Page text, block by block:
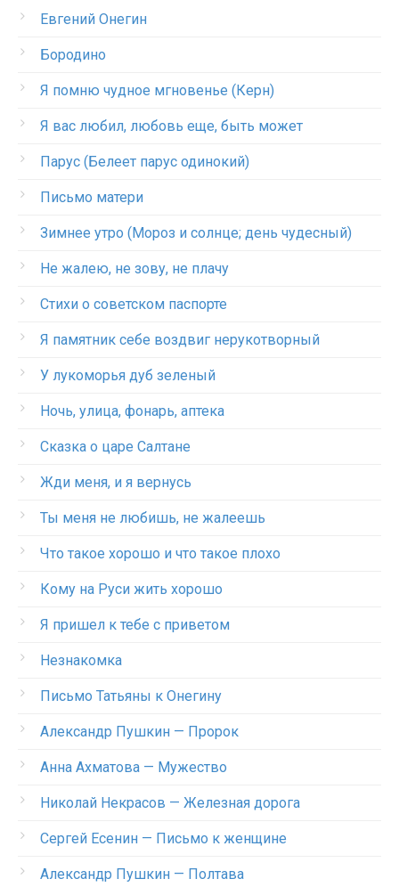
Евгений Онегин
Бородино
Я помню чудное мгновенье (Керн)
Я вас любил, любовь еще, быть может
Парус (Белеет парус одинокий)
Письмо матери
Зимнее утро (Мороз и солнце; день чудесный)
Не жалею, не зову, не плачу
Стихи о советском паспорте
Я памятник себе воздвиг нерукотворный
У лукоморья дуб зеленый
Ночь, улица, фонарь, аптека
Сказка о царе Салтане
Жди меня, и я вернусь
Ты меня не любишь, не жалеешь
Что такое хорошо и что такое плохо
Кому на Руси жить хорошо
Я пришел к тебе с приветом
Незнакомка
Письмо Татьяны к Онегину
Александр Пушкин — Пророк
Анна Ахматова — Мужество
Николай Некрасов — Железная дорога
Сергей Есенин — Письмо к женщине
Александр Пушкин — Полтава